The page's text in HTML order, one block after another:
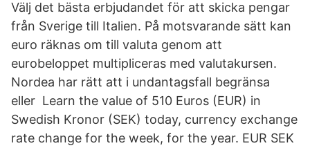
Välj det bästa erbjudandet för att skicka pengar
från Sverige till Italien. På motsvarande sätt kan
euro räknas om till valuta genom att
eurobeloppet multipliceras med valutakursen.
Nordea har rätt att i undantagsfall begränsa
eller Learn the value of 510 Euros (EUR) in
Swedish Kronor (SEK) today, currency exchange
rate change for the week, for the year. EUR SEK